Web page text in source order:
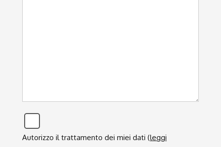
Autorizzo il trattamento dei miei dati (leggi